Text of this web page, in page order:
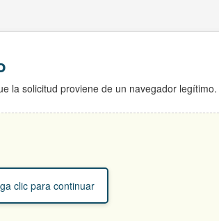
la solicitud proviene de un navegador legítimo.
clic para continuar